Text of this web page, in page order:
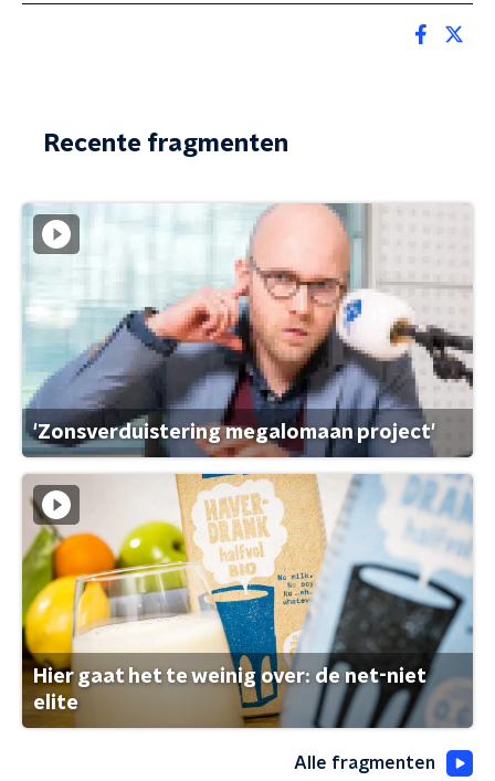
Recente fragmenten
'Zonsverduistering megalomaan project'
Hier gaat het te weinig over: de net-niet
elite
Alle fragmenten